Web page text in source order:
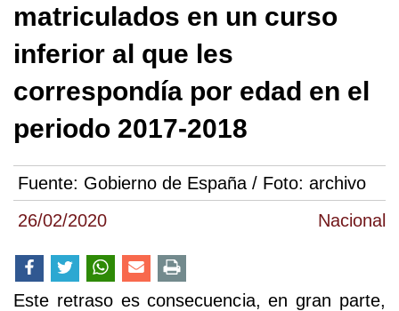
26/02/2020 Nacional
matriculados en un curso
inferior al que les
correspondía por edad en el
periodo 2017-2018
Fuente: Gobierno de España / Foto: archivo
Este retraso es consecuencia, en gran parte,